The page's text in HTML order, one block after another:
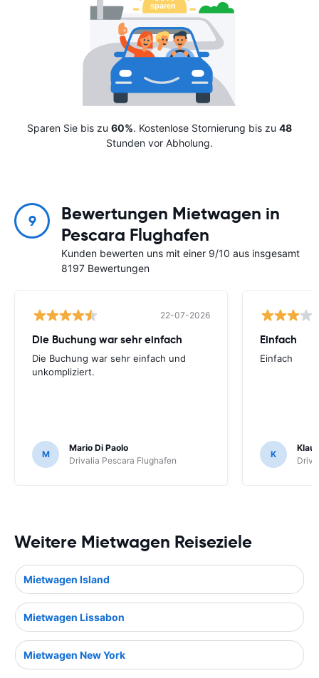
Sparen Sie bis zu 60%. Kostenlose Stornierung bis zu 48
Stunden vor Abholung.
9
Bewertungen Mietwagen in
Pescara Flughafen
Kunden bewerten uns mit einer 9/10 aus insgesamt
8197 Bewertungen
22-07-2026
Die Buchung war sehr einfach
Die Buchung war sehr einfach und
unkompliziert.
M
Mario Di Paolo
Drivalia Pescara Flughafen
Einfach
Einfach
K
Weitere Mietwagen Reiseziele
Mietwagen Island
Mietwagen Lissabon
Mietwagen New York